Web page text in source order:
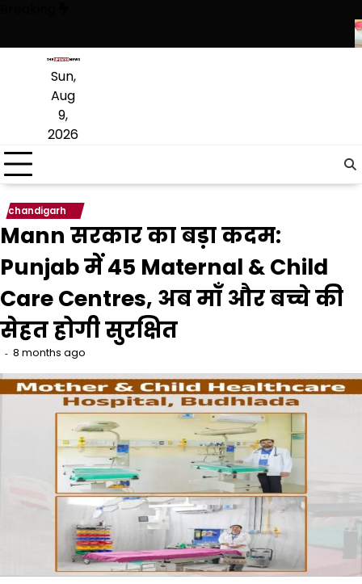
content
Sun,
Aug
9,
2026
chandigarh
Mann सरकार का बड़ा कदम:
Punjab में 45 Maternal & Child
Care Centres, अब माँ और बच्चे की
सेहत होगी सुरक्षित
8 months ago